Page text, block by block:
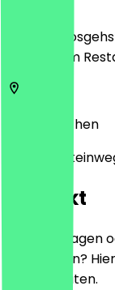
Bevor du
zeige ihn im
Aachen
Kontakt
Hast du
reservieren?
Kontaktdaten.